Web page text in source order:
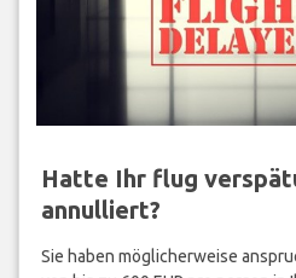
Hatte Ihr flug
annulliert?
Sie haben möglicherweise